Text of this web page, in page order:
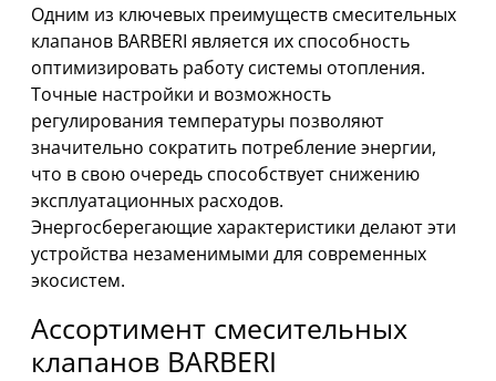
Одним из ключевых преимуществ смесительных
клапанов BARBERI является их способность
оптимизировать работу системы отопления.
Точные настройки и возможность
регулирования температуры позволяют
значительно сократить потребление энергии,
что в свою очередь способствует снижению
эксплуатационных расходов.
Энергосберегающие характеристики делают эти
устройства незаменимыми для современных
экосистем.
Ассортимент смесительных
клапанов BARBERI